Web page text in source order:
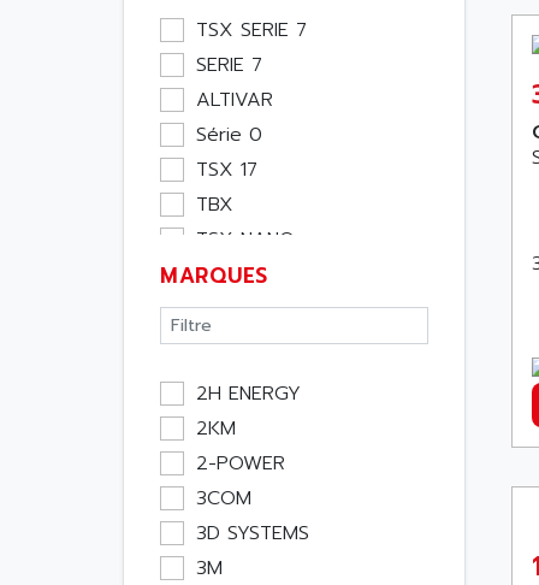
Module Métier
Moteur
Pupitre Opérateur
Rack
Etude
Software
Variateur
Actif
Consommable
Energie
Optoélectronique
Passif
Bureau
Emballage
Informatique
TSX SERIE 7
SERIE 7
ALTIVAR
Série 0
TSX 17
TBX
TSX NANO
TSX PREMIUM
ASI
APRIL 5000
XUD
TSX MICRO
MAGELIS
TCCX
CCX17
TELEFAST
MARQUES
2H ENERGY
2KM
2-POWER
3COM
3D SYSTEMS
3M